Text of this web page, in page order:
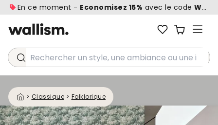
En ce moment - Economisez 15% avec le code
Rechercher un style, une ambiance ou une idée...
> Classique > Folklorique